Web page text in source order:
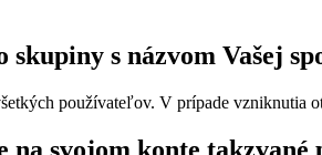
s názvom Vašej
používateľov. V prípade vzniknutia